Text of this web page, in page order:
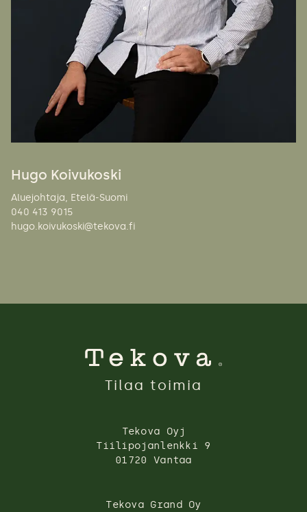
Hugo Koivukoski
Aluejohtaja, Etelä-Suomi
040 413 9015
hugo.koivukoski@tekova.fi
Tilaa toimia
Tekova Oyj
Tiilipojanlenkki 9
01720 Vantaa
Tekova Grand Oy